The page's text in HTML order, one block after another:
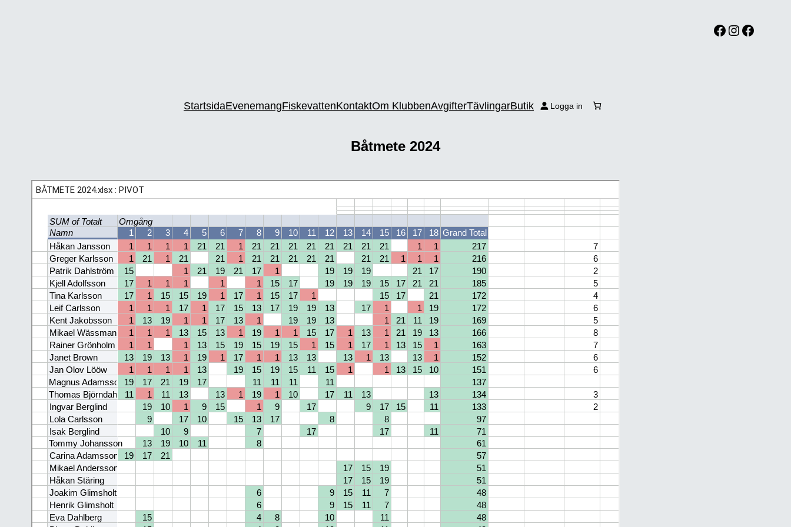
Facebook Instagram Facebook
StartsidaEvenemangFiskevattenKontaktOm KlubbenAvgifterTävlingarButik Logga in
Båtmete 2024